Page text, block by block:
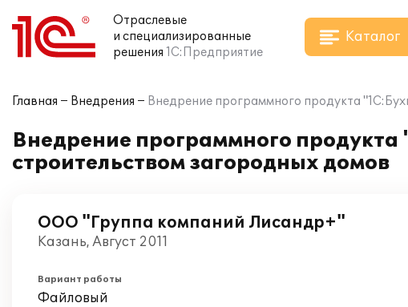
Отраслевые
и специализированные
решения 1С:Предприятие
Каталог
Главная Внедрения Внедрение программного продукта
Внедрение программного
строительством загородных домов
ООО "Группа компаний Лисандр+"
Казань, Август 2011
Вариант работы
Файловый